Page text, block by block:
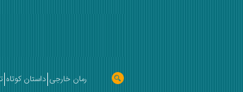
رمان خارجی داستان کوتاه